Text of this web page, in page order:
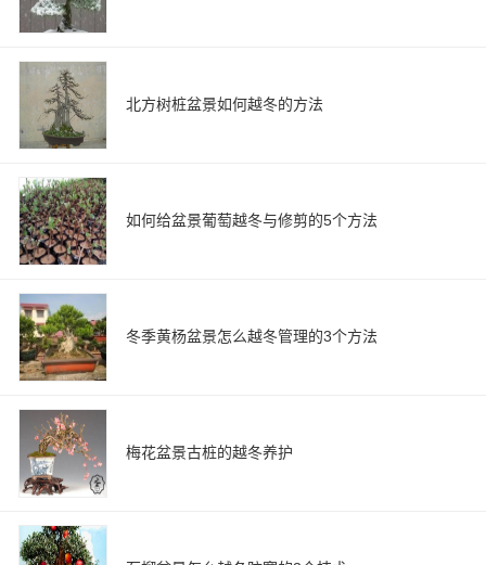
北方树桩盆景如何越冬的方法
如何给盆景葡萄越冬与修剪的5个方法
冬季黄杨盆景怎么越冬管理的3个方法
梅花盆景古桩的越冬养护